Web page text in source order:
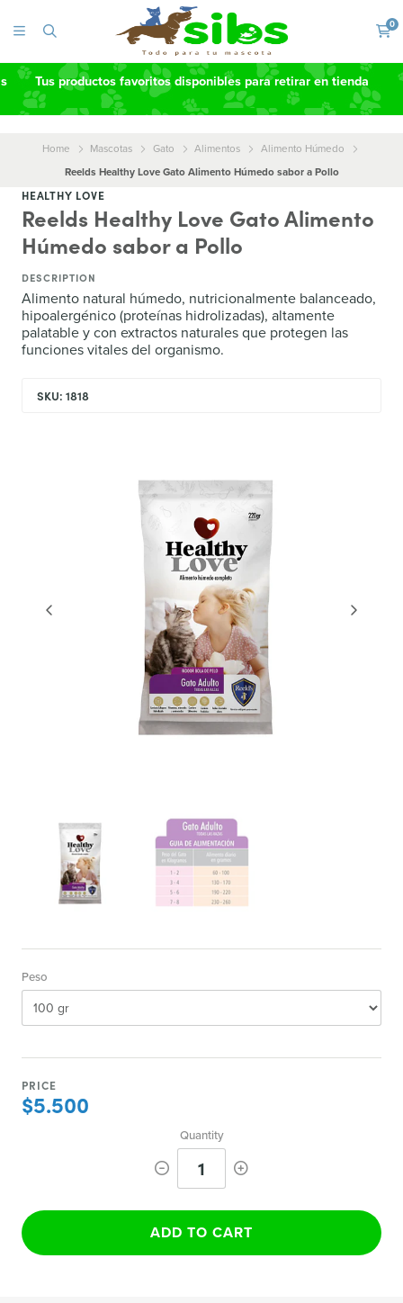
0
Tus productos favoritos disponibles para retirar en tienda
Home Mascotas Gato Alimentos
Alimento Húmedo
Reelds Healthy Love Gato Alimento Húmedo sabor a Pollo
HEALTHY LOVE
Reelds Healthy Love Gato Alimento
Húmedo sabor a Pollo
DESCRIPTION
Alimento natural húmedo, nutricionalmente balanceado,
hipoalergénico (proteínas hidrolizadas), altamente
palatable y con extractos naturales que protegen las
funciones vitales del organismo.
SKU: 1818
Peso
PRICE
$5.500
Quantity
1
ADD TO CART